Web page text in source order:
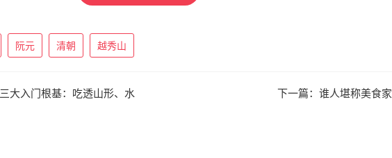
焦点仍然是固着于江南。”
最有名的那个公案——他晚年提出的“汉宋调和论”。同治十年（1871），陈澧
篇《自述》，宣告自己学问取径的一次转折——从青年时代的考证学实验，转
已穷途末路，在全国范围内衰弱。
对宋学的曲解尤甚于汉学”，“对陈澧来说，宋学是一个纠正，可以祛除清代考
阮元 清朝 越秀山
大入门根基：吃透山形、水
下一篇： 谁人堪称美食家